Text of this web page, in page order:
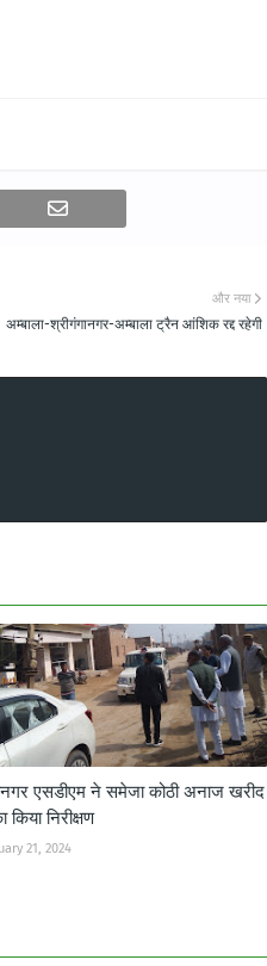
और नया
अम्बाला-श्रीगंगानगर-अम्बाला ट्रैन आंशिक रद्द रहेगी
एसडीएम ने समेजा कोठी अनाज खरीद
निरीक्षण
21, 2024